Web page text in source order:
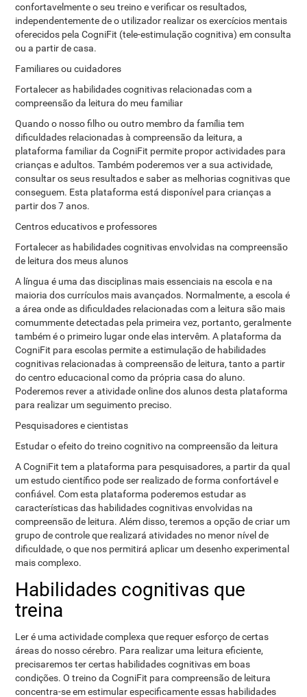
confortavelmente o seu treino e verificar os resultados,
independentemente de o utilizador realizar os exercícios mentais
oferecidos pela CogniFit (tele-estimulação cognitiva) em consulta
ou a partir de casa.
Familiares ou cuidadores
Fortalecer as habilidades cognitivas relacionadas com a
compreensão da leitura do meu familiar
Quando o nosso filho ou outro membro da família tem
dificuldades relacionadas à compreensão da leitura, a
plataforma familiar da CogniFit permite propor actividades para
crianças e adultos. Também poderemos ver a sua actividade,
consultar os seus resultados e saber as melhorias cognitivas que
conseguem. Esta plataforma está disponível para crianças a
partir dos 7 anos.
Centros educativos e professores
Fortalecer as habilidades cognitivas envolvidas na compreensão
de leitura dos meus alunos
A língua é uma das disciplinas mais essenciais na escola e na
maioria dos currículos mais avançados. Normalmente, a escola é
a área onde as dificuldades relacionadas com a leitura são mais
comummente detectadas pela primeira vez, portanto, geralmente
também é o primeiro lugar onde elas intervêm. A plataforma da
CogniFit para escolas permite a estimulação de habilidades
cognitivas relacionadas à compreensão de leitura, tanto a partir
do centro educacional como da própria casa do aluno.
Poderemos rever a atividade online dos alunos desta plataforma
para realizar um seguimento preciso.
Pesquisadores e cientistas
Estudar o efeito do treino cognitivo na compreensão da leitura
A CogniFit tem a plataforma para pesquisadores, a partir da qual
um estudo científico pode ser realizado de forma confortável e
confiável. Com esta plataforma poderemos estudar as
características das habilidades cognitivas envolvidas na
compreensão de leitura. Além disso, teremos a opção de criar um
grupo de controle que realizará atividades no menor nível de
dificuldade, o que nos permitirá aplicar um desenho experimental
mais complexo.
Habilidades cognitivas que
treina
Ler é uma actividade complexa que requer esforço de certas
áreas do nosso cérebro. Para realizar uma leitura eficiente,
precisaremos ter certas habilidades cognitivas em boas
condições. O treino da CogniFit para compreensão de leitura
concentra-se em estimular especificamente essas habilidades